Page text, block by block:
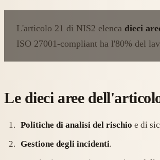
L'articolo 21 di NIS2 elenca dieci
ISO 27001-compliant ha l'80% del
Le dieci aree
Politiche di analisi del rischio e di
Gestione degli incidenti.